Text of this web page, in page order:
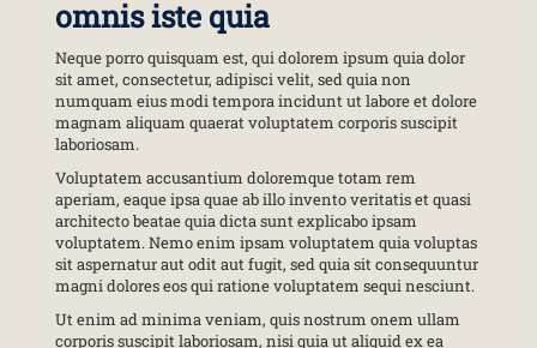
omnis iste quia
Neque porro quisquam est, qui dolorem ipsum quia dolor
sit amet, consectetur, adipisci velit, sed quia non
numquam eius modi tempora incidunt ut labore et dolore
magnam aliquam quaerat voluptatem corporis suscipit
laboriosam.
Voluptatem accusantium doloremque totam rem
aperiam, eaque ipsa quae ab illo invento veritatis et quasi
architecto beatae quia dicta sunt explicabo ipsam
voluptatem. Nemo enim ipsam voluptatem quia voluptas
sit aspernatur aut odit aut fugit, sed quia sit consequuntur
magni dolores eos qui ratione voluptatem sequi nesciunt.
Ut enim ad minima veniam, quis nostrum onem ullam
corporis suscipit laboriosam, nisi quia ut aliquid ex ea